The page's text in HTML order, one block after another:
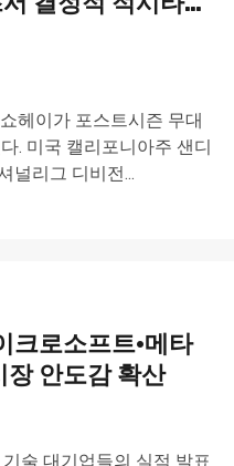
헤이가 포스트시즌 무대
. 미국 캘리포니아주 샌디
널리그 디비전...
크로소프트·메타
장 안도감 확산
술 대기업들의 실적 발표